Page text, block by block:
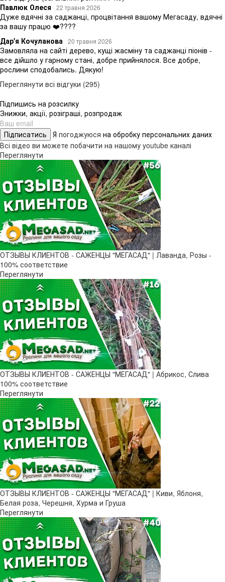
Павлюк Олеся
22 травня 2026
Дуже вдячні за саджанці, процвітання вашому Мегасаду, вдячні
за вашу працю ❤️????
Дар'я Кочуланова 20 травня 2026
Замовляла на сайті дерево, кущі жасміну та саджанці піонів -
все дійшло у гарному стані, добре прийнялося. Все добре,
рослини сподобались. Дякую!
Переглянути всі відгуки (295)
Підпишись на розсилку
Знижки, акції, розіграші, розпродаж
Підписатись Я погоджуюся на обробку персональних даних
Всі відео ви можете побачити на нашому youtube каналі
Переглянути
ОТЗЫВЫ КЛИЕНТОВ - САЖЕНЦЫ "МЕГАСАД" | Лаванда, Розы -
100% соответствие
Переглянути
ОТЗЫВЫ КЛИЕНТОВ - САЖЕНЦЫ "МЕГАСАД" | Абрикос, Слива
100% соответствие
Переглянути
ОТЗЫВЫ КЛИЕНТОВ - САЖЕНЦЫ "МЕГАСАД" | Киви, Яблоня,
Белая роза, Черешня, Хурма и Груша
Переглянути